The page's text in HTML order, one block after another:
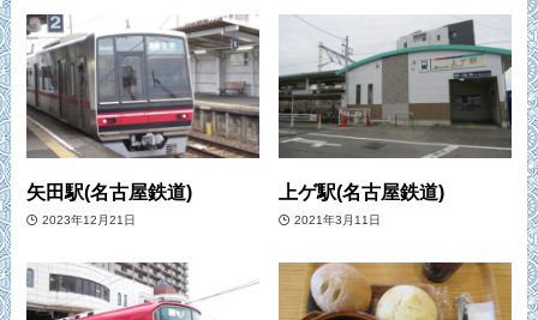
矢田駅(名古屋鉄道)
2023年12月21日
上ゲ駅(名古屋鉄道)
2021年3月11日